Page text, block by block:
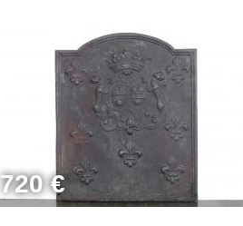
720 €